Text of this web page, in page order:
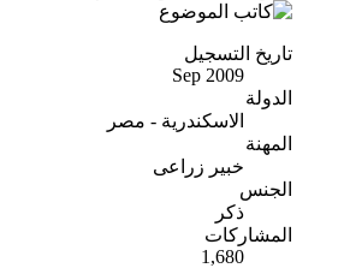
تاريخ التسجيل
Sep 2009
الدولة
الاسكندرية - مصر
المهنة
خبير زراعى
الجنس
ذكر
المشاركات
1,680